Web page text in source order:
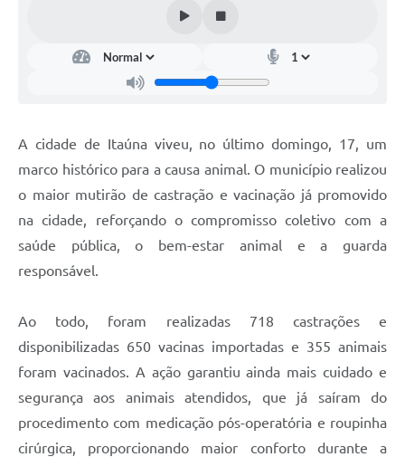
A cidade de Itaúna viveu, no último domingo, 17, um
marco histórico para a causa animal. O município realizou
o maior mutirão de castração e vacinação já promovido
na cidade, reforçando o compromisso coletivo com a
saúde pública, o bem-estar animal e a guarda
responsável.
Ao todo, foram realizadas 718 castrações e
disponibilizadas 650 vacinas importadas e 355 animais
foram vacinados. A ação garantiu ainda mais cuidado e
segurança aos animais atendidos, que já saíram do
procedimento com medicação pós-operatória e roupinha
cirúrgica, proporcionando maior conforto durante a